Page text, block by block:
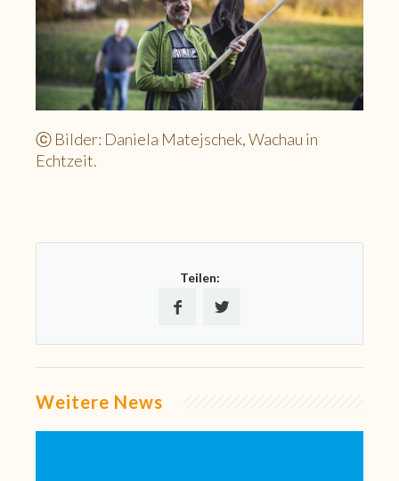
ⓒ Bilder: Daniela Matejschek, Wachau in
Echtzeit.
Teilen:
Weitere News